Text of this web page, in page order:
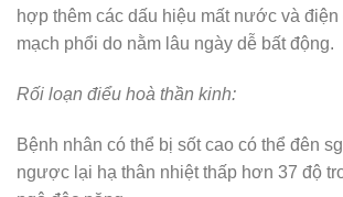
hợp thêm các dấu hiệu mất nước và điện
mạch phổi do nằm lâu ngày dễ bất động.
Rối loạn điểu hoà thần kinh:
Bệnh nhân có thể bị sốt cao có thể đên
ngược lại hạ thân nhiệt thấp hơn 37 độ